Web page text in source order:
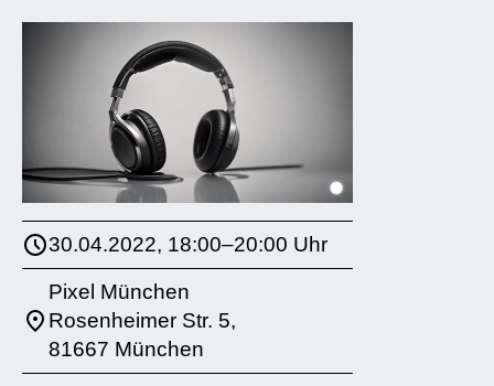
30.04.2022, 18:00–20:00 Uhr
Pixel München
Rosenheimer Str. 5,
81667 München